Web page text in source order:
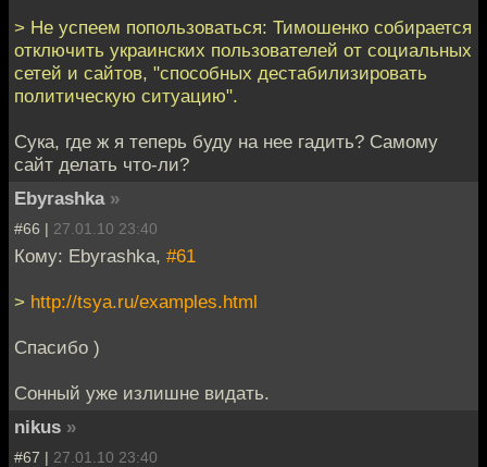
> Не успеем попользоваться: Тимошенко собирается
отключить украинских пользователей от социальных
сетей и сайтов, "способных дестабилизировать
политическую ситуацию".
Сука, где ж я теперь буду на нее гадить? Самому
сайт делать что-ли?
Ebyrashka »
#66 | 27.01.10 23:40
Кому: Ebyrashka, #61
> http://tsya.ru/examples.html
Спасибо )
Сонный уже излишне видать.
nikus »
#67 | 27.01.10 23:40